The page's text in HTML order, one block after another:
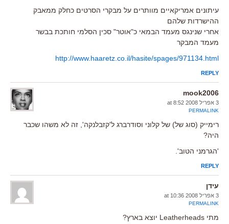
עיתונים אמריקאיים מוותרים על מבקרי הסרטים כחלק ממאבק
ההישרדות שלהם
אחרי שנינגס מעמד הבמאי כ"אוטר" סכין הסלמי חותכת בבשר
מעמד המבקר
http://www.haaretz.co.il/hasite/spages/971134.html
REPLY
mook2006
3 אפריל 2008 at 8:52
PERMALINK
רימייק (סוג של) של קלוני וסודרברג ל'קזבלנקה', זה לא משהו שכבר
היה?
'הגרמני הטוב'.
REPLY
עידן
3 אפריל 2008 at 10:36
PERMALINK
מתי Leatherheads יוצא בארץ?